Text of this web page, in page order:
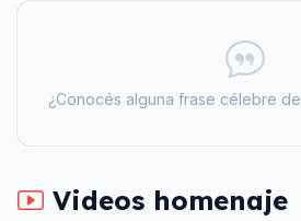
¿Conocés alguna frase célebre de
Videos homenaje